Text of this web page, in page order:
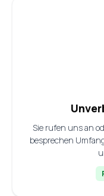
Sie rufen uns an
besprechen